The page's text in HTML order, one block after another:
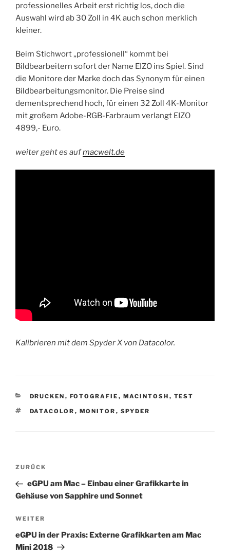
professionelles Arbeit erst richtig los, doch die
Auswahl wird ab 30 Zoll in 4K auch schon merklich
kleiner.
Beim Stichwort „professionell“ kommt bei
Bildbearbeitern sofort der Name EIZO ins Spiel. Sind
die Monitore der Marke doch das Synonym für einen
Bildbearbeitungsmonitor. Die Preise sind
dementsprechend hoch, für einen 32 Zoll 4K-Monitor
mit großem Adobe-RGB-Farbraum verlangt EIZO
4899,- Euro.
weiter geht es aufmacwelt.de
Kalibrieren mit dem Spyder X von Datacolor.
KATEGORIEN
DRUCKEN , FOTOGRAFIE , MACINTOSH , TEST
SCHLAGWÖRTER
DATACOLOR , MONITOR , SPYDER
Beitragsnavigation
Vorheriger
Beitrag
ZURÜCK
eGPU am Mac – Einbau einer Grafikkarte in
Gehäuse von Sapphire und Sonnet
Nächster
Beitrag
WEITER
eGPU in der Praxis: Externe Grafikkarten am Mac
Mini 2018